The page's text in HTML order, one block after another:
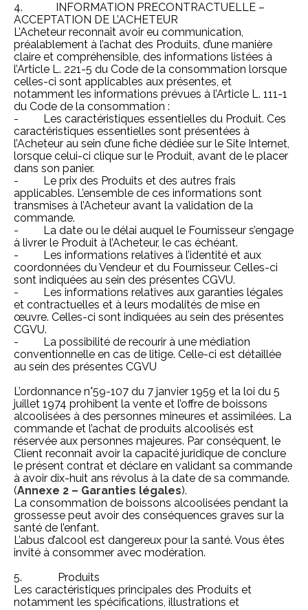
4. INFORMATION PRECONTRACTUELLE –
ACCEPTATION DE L’ACHETEUR
L’Acheteur reconnaît avoir eu communication,
préalablement à l’achat des Produits, d’une manière
claire et compréhensible, des informations listées à
l’Article L. 221-5 du Code de la consommation lorsque
celles-ci sont applicables aux présentes, et
notamment les informations prévues à l’Article L. 111-1
du Code de la consommation :
- Les caractéristiques essentielles du Produit. Ces
caractéristiques essentielles sont présentées à
l’Acheteur au sein d’une fiche dédiée sur le Site Internet,
lorsque celui-ci clique sur le Produit, avant de le placer
dans son panier.
- Le prix des Produits et des autres frais
applicables. L’ensemble de ces informations sont
transmises à l’Acheteur avant la validation de la
commande.
- La date ou le délai auquel le Fournisseur s’engage
à livrer le Produit à l’Acheteur, le cas échéant.
- Les informations relatives à l’identité et aux
coordonnées du Vendeur et du Fournisseur. Celles-ci
sont indiquées au sein des présentes CGVU.
- Les informations relatives aux garanties légales
et contractuelles et à leurs modalités de mise en
œuvre. Celles-ci sont indiquées au sein des présentes
CGVU.
- La possibilité de recourir à une médiation
conventionnelle en cas de litige. Celle-ci est détaillée
au sein des présentes CGVU
L’ordonnance n°59-107 du 7 janvier 1959 et la loi du 5
juillet 1974 prohibent la vente et l’offre de boissons
alcoolisées à des personnes mineures et assimilées. La
commande et l’achat de produits alcoolisés est
réservée aux personnes majeures. Par conséquent, le
Client reconnait avoir la capacité juridique de conclure
le présent contrat et déclare en validant sa commande
à avoir dix-huit ans révolus à la date de sa commande.
(Annexe 2 – Garanties légales).
La consommation de boissons alcoolisées pendant la
grossesse peut avoir des conséquences graves sur la
santé de l’enfant.
L’abus d’alcool est dangereux pour la santé. Vous êtes
invité à consommer avec modération.
5. Produits
Les caractéristiques principales des Produits et
notamment les spécifications, illustrations et